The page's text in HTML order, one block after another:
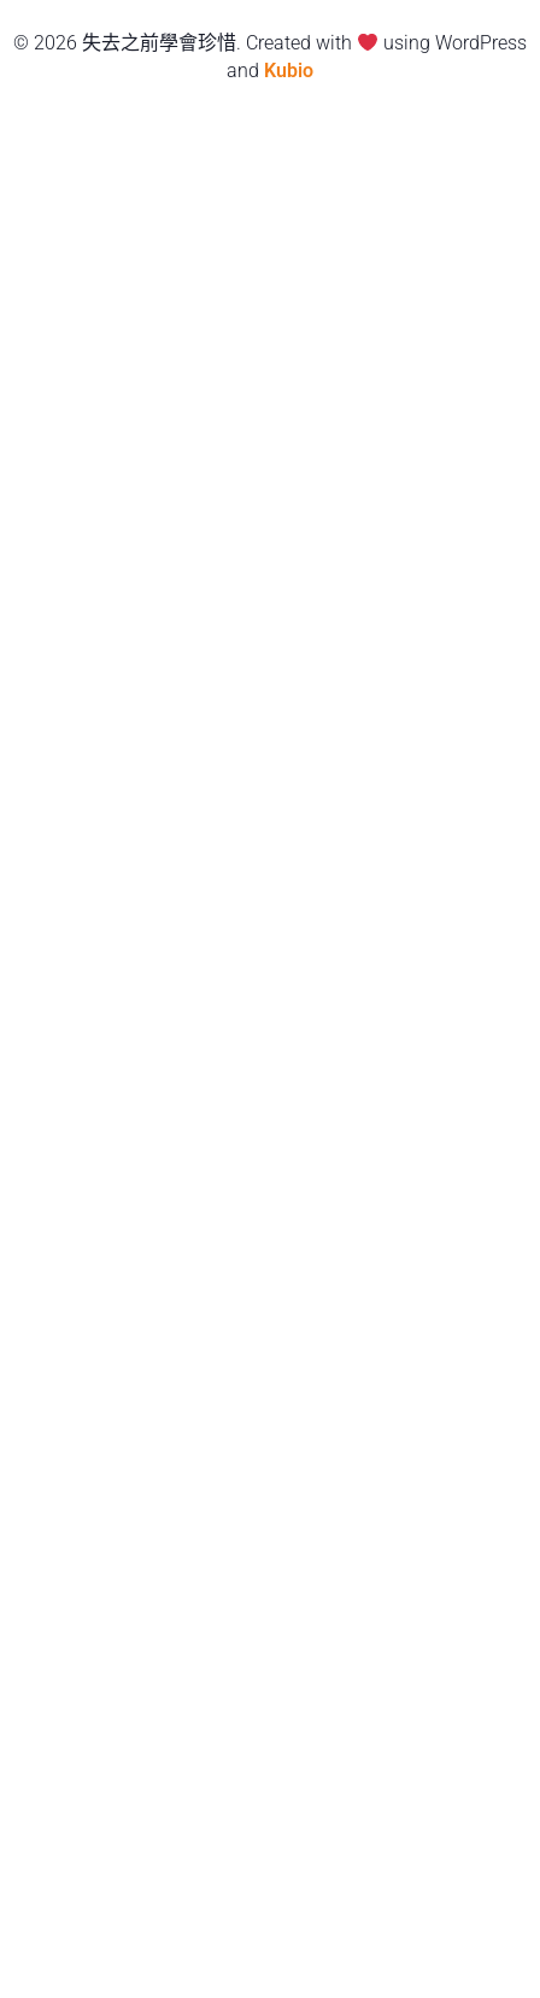
© 2026 失去之前學會珍惜. Created with
using WordPress
and Kubio